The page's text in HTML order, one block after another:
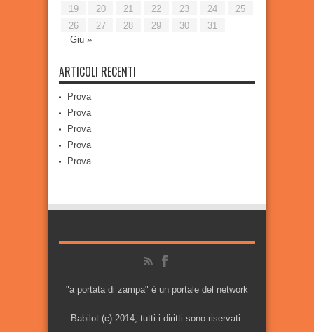
19
20 21 22 23 24
25
26
27 28 29 30
31
Giu »
ARTICOLI RECENTI
Prova
Prova
Prova
Prova
Prova
"a portata di zampa" è un portale del network
Babilot (c) 2014, tutti i diritti sono riservati.